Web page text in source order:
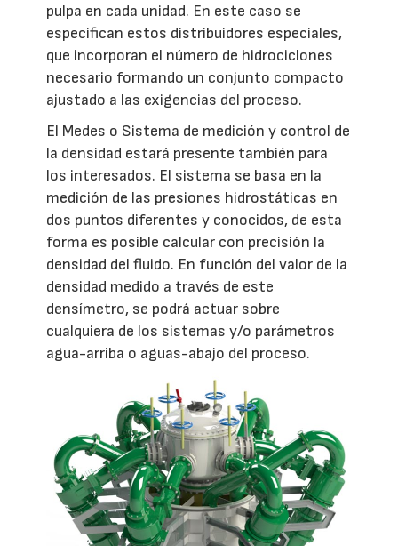
pulpa en cada unidad. En este caso se
especifican estos distribuidores especiales,
que incorporan el número de hidrociclones
necesario formando un conjunto compacto
ajustado a las exigencias del proceso.
El Medes o Sistema de medición y control de
la densidad estará presente también para
los interesados. El sistema se basa en la
medición de las presiones hidrostáticas en
dos puntos diferentes y conocidos, de esta
forma es posible calcular con precisión la
densidad del fluido. En función del valor de la
densidad medido a través de este
densímetro, se podrá actuar sobre
cualquiera de los sistemas y/o parámetros
agua-arriba o aguas-abajo del proceso.